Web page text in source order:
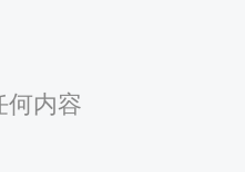
何内容